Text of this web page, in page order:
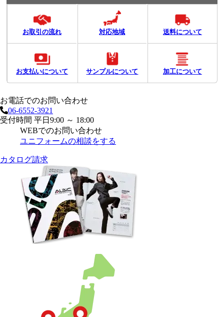
お取引の流れ 対応地域 送料について
お支払いについて サンプルについて 加工について
お電話でのお問い合わせ
06-6552-3921
受付時間 平日9:00 ～ 18:00
WEBでのお問い合わせ
ユニフォームの相談をする
カタログ請求